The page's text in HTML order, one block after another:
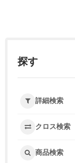
探す
詳細検索
クロス検索
商品検索